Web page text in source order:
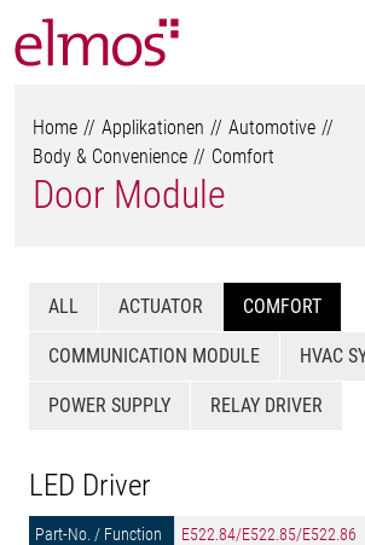
Home Applikationen
Automotive
Body & Convenience
Comfort
Door Module
ALL ACTUATOR COMFORT
COMMUNICATION MODULE HVAC
POWER SUPPLY RELAY DRIVER
LED Driver
E522.84/E522.85/E522.86